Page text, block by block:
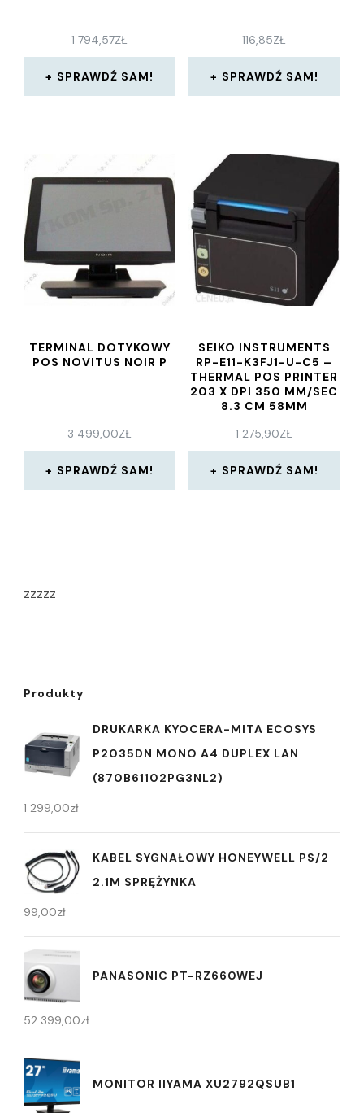
1 794,57ZŁ
SPRAWDŹ SAM!
116,85ZŁ
SPRAWDŹ SAM!
TERMINAL DOTYKOWY
POS NOVITUS NOIR P
3 499,00ZŁ
SPRAWDŹ SAM!
SEIKO INSTRUMENTS
RP-E11-K3FJ1-U-C5 –
THERMAL POS PRINTER
203 X DPI 350 MM/SEC
8.3 CM 58MM
1 275,90ZŁ
SPRAWDŹ SAM!
zzzzz
Produkty
DRUKARKA KYOCERA-MITA ECOSYS
P2035DN MONO A4 DUPLEX LAN
(870B61102PG3NL2)
1 299,00zł
KABEL SYGNAŁOWY HONEYWELL PS/2
2.1M SPRĘŻYNKA
99,00zł
PANASONIC PT-RZ660WEJ
52 399,00zł
MONITOR IIYAMA XU2792QSUB1